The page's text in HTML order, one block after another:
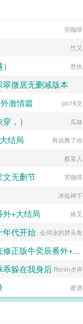
苦咖啡
竹又
楚执
微居无删减版本
琉璃狐
激情篇 po18文
，） 瓜妹
结局 再说撸了你
蔡某人
文无删节 苦咖啡
冰临神下
外+大结局 姬叉
年代开始 会仰泳的胖头鱼
娱乐圈的不正常系统修正版牛奕辰番外+大结局
霸王色
乖躲在我身后 Ronin夕岸
蜜酒